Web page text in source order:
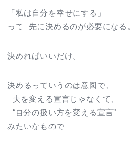
「私は自分を幸せにする」
って 先に決めるのが必要になる。
決めればいいだけ。
決めるっていうのは意図で、
夫を変える宣言じゃなくて、
“自分の扱い方を変える宣言”
みたいなもので